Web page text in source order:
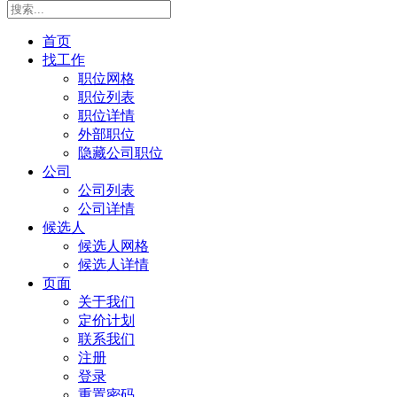
首页
找工作
职位网格
职位列表
职位详情
外部职位
隐藏公司职位
公司
公司列表
公司详情
候选人
候选人网格
候选人详情
页面
关于我们
定价计划
联系我们
注册
登录